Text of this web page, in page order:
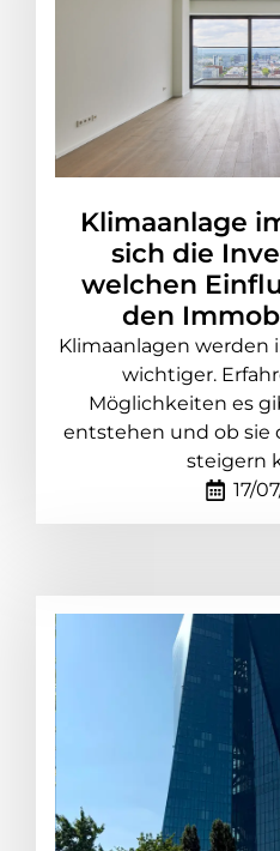
Klimaanlage
sich die
welchen
den
Klimaanlagen
wichtiger.
Möglichkeiten es
entstehen und ob
steigern
17/